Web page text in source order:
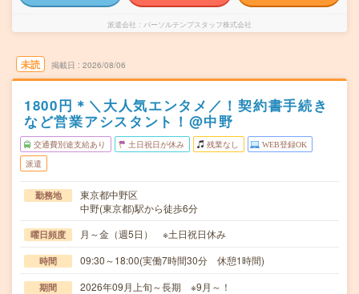
派遣会社 パーソルテンプスタッフ株式会社
未読 掲載日 2026/08/06
1800円＊＼大人気エンタメ／！契約書手続き
など営業アシスタント！@中野
交通費別途支給あり 土日祝日が休み 残業なし WEB登録OK
派遣
勤務地
東京都中野区
中野(東京都)駅から徒歩6分
曜日頻度 月～金（週5日） ※土日祝日休み
時間 09:30～18:00(実働7時間30分 休憩1時間)
期間 2026年09月上旬～長期 ※9月～！